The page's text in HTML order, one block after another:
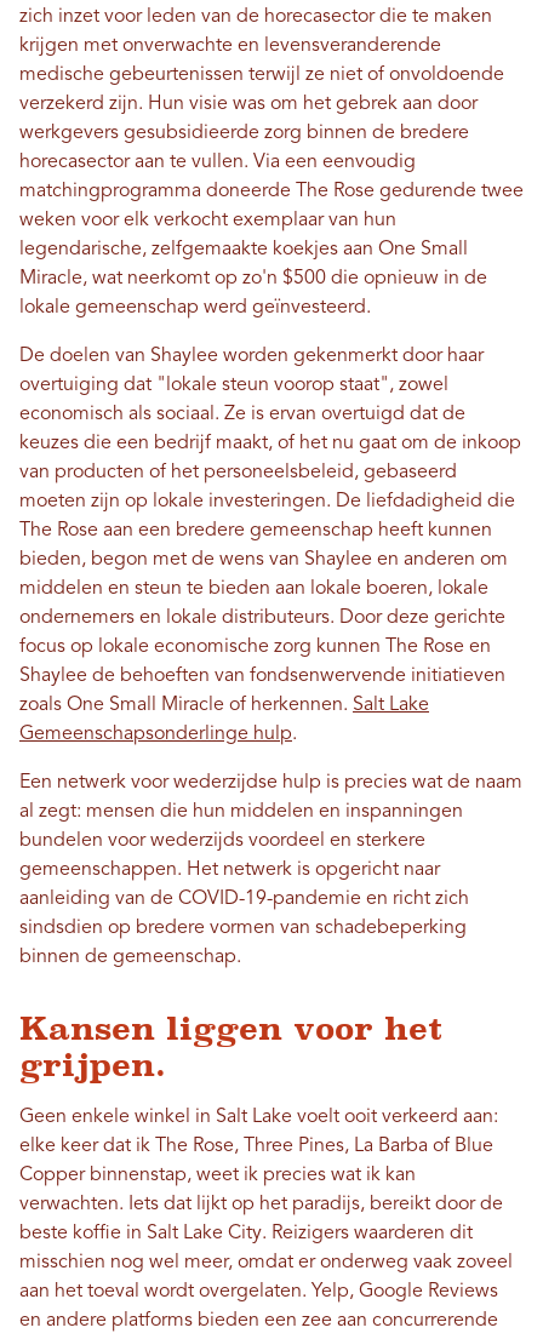
zich inzet voor leden van de horecasector die te maken
krijgen met onverwachte en levensveranderende
medische gebeurtenissen terwijl ze niet of onvoldoende
verzekerd zijn. Hun visie was om het gebrek aan door
werkgevers gesubsidieerde zorg binnen de bredere
horecasector aan te vullen. Via een eenvoudig
matchingprogramma doneerde The Rose gedurende twee
weken voor elk verkocht exemplaar van hun
legendarische, zelfgemaakte koekjes aan One Small
Miracle, wat neerkomt op zo'n $500 die opnieuw in de
lokale gemeenschap werd geïnvesteerd.
De doelen van Shaylee worden gekenmerkt door haar
overtuiging dat "lokale steun voorop staat", zowel
economisch als sociaal. Ze is ervan overtuigd dat de
keuzes die een bedrijf maakt, of het nu gaat om de inkoop
van producten of het personeelsbeleid, gebaseerd
moeten zijn op lokale investeringen. De liefdadigheid die
The Rose aan een bredere gemeenschap heeft kunnen
bieden, begon met de wens van Shaylee en anderen om
middelen en steun te bieden aan lokale boeren, lokale
ondernemers en lokale distributeurs. Door deze gerichte
focus op lokale economische zorg kunnen The Rose en
Shaylee de behoeften van fondsenwervende initiatieven
zoals One Small Miracle of herkennen. Salt Lake
Gemeenschapsonderlinge hulp.
Een netwerk voor wederzijdse hulp is precies wat de naam
al zegt: mensen die hun middelen en inspanningen
bundelen voor wederzijds voordeel en sterkere
gemeenschappen. Het netwerk is opgericht naar
aanleiding van de COVID-19-pandemie en richt zich
sindsdien op bredere vormen van schadebeperking
binnen de gemeenschap.
Kansen liggen voor het
grijpen.
Geen enkele winkel in Salt Lake voelt ooit verkeerd aan:
elke keer dat ik The Rose, Three Pines, La Barba of Blue
Copper binnenstap, weet ik precies wat ik kan
verwachten. Iets dat lijkt op het paradijs, bereikt door de
beste koffie in Salt Lake City. Reizigers waarderen dit
misschien nog wel meer, omdat er onderweg vaak zoveel
aan het toeval wordt overgelaten. Yelp, Google Reviews
en andere platforms bieden een zee aan concurrerende